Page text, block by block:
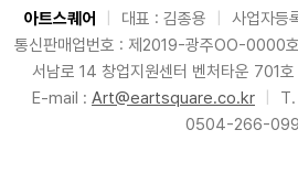
아트스퀘어 대표 : 김종용 사업자
통신판매업번호 : 제2019-광주OO-0000호
서남로 14 창업지원센터 벤처타운 701
E-mail : Art@eartsquare.co.kr
0504-266-